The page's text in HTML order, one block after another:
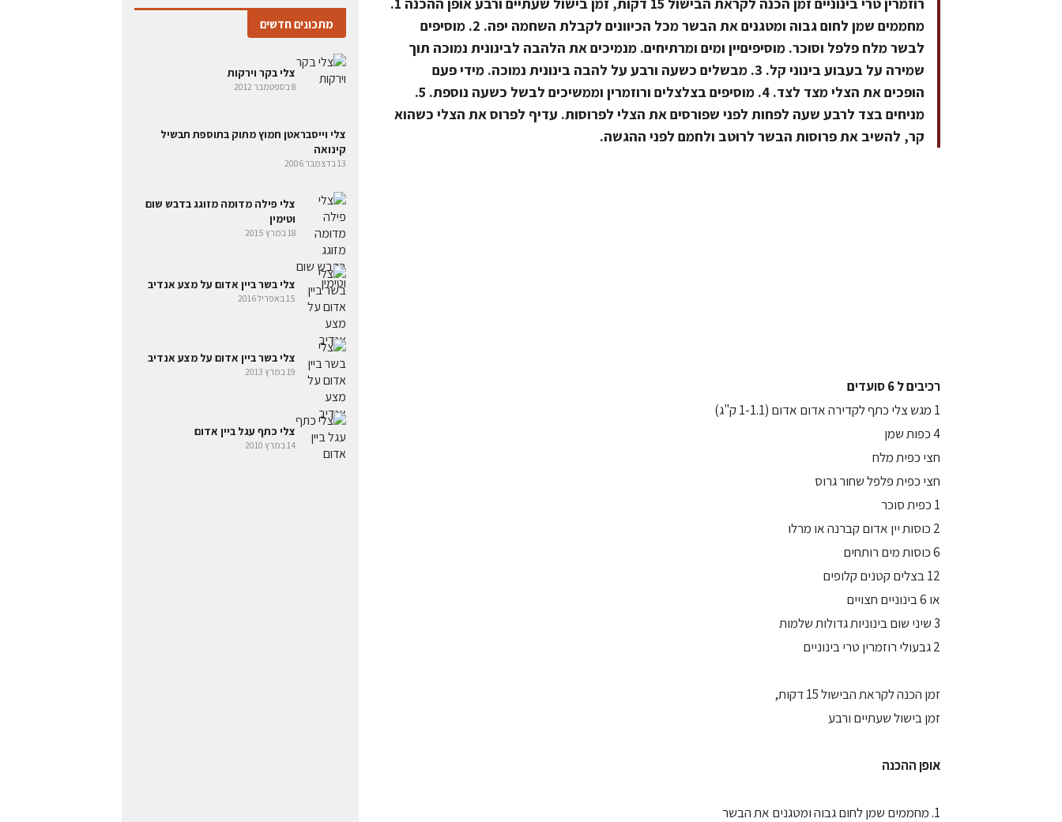
מחממים שמן לחום גבוה ומטגנים את הבשר מכל הכיוונים לקבלת השחמה יפה. 2. מוסיפים
לבשר מלח פלפל וסוכר. מוסיפיםיין ומים ומרתיחים. מנמיכים את הלהבה לבינונית נמוכה תוך
שמירה על בעבוע בינוני קל. 3. מבשלים כשעה ורבע על להבה בינונית נמוכה. מידי פעם
הופכים את הצלי מצד לצד. 4. מוסיפים בצלצלים ורוזמרין וממשיכים לבשל כשעה נוספת. 5.
מניחים בצד לרבע שעה לפחות לפני שפורסים את הצלי לפרוסות. עדיף לפרוס את הצלי כשהוא
קר, להשיב את פרוסות הבשר לרוטב ולחמם לפני ההגשה.
רכיבים ל 6 סועדים
1 מגש צלי כתף לקדירה אדום אדום (1-1.1 ק"ג)
4 כפות שמן
חצי כפית מלח
חצי כפית פלפל שחור גרוס
1 כפית סוכר
2 כוסות יין אדום קברנה או מרלו
6 כוסות מים רותחים
12 בצלים קטנים קלופים
או 6 בינוניים חצויים
3 שיני שום בינוניות גדולות שלמות
2 גבעולי רוזמרין טרי בינוניים
זמן הכנה לקראת הבישול 15 דקות,
זמן בישול שעתיים ורבע
אופן ההכנה
1. מחממים שמן לחום גבוה ומטגנים את הבשר
מתכונים חדשים
צלי בקר וירקות
8 בספטמבר 2012
צלי וייסבראטן חמוץ מתוק בתוספת תבשיל
קינואה
13 בדצמבר 2006
צלי פילה מדומה מזוגג בדבש שום
וטימין
18 במרץ 2015
צלי בשר ביין אדום על מצע אנדיב
15 באפריל 2016
צלי בשר ביין אדום על מצע אנדיב
19 במרץ 2013
צלי כתף עגל ביין אדום
14 במרץ 2010